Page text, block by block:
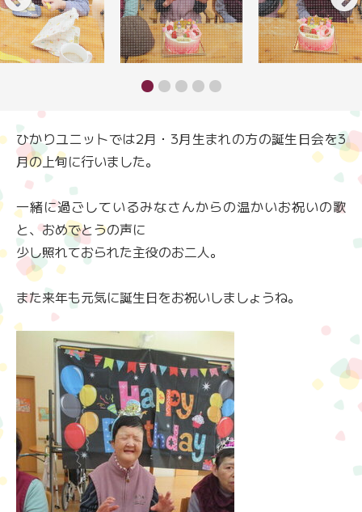
ひかりユニットでは2月・3月生まれの方の誕生日会を3
月の上旬に行いました。
一緒に過ごしているみなさんからの温かいお祝いの歌
と、おめでとうの声に
少し照れておられた主役のお二人。
また来年も元気に誕生日をお祝いしましょうね。